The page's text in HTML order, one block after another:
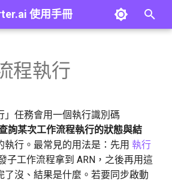
使用手冊
第一個 Agent
第一個工作流程
概覽
內建工具
檢索工具
搜尋引擎工具
觸發、
接 MCP
程執行
」任務會用一個執行識別碼
詢某次工作流程執行的狀態與結
執行。最常見的用法是：先用 執行
子工作流程拿到 ARN，之後再用這
了沒、結果是什麼。若要同步啟動